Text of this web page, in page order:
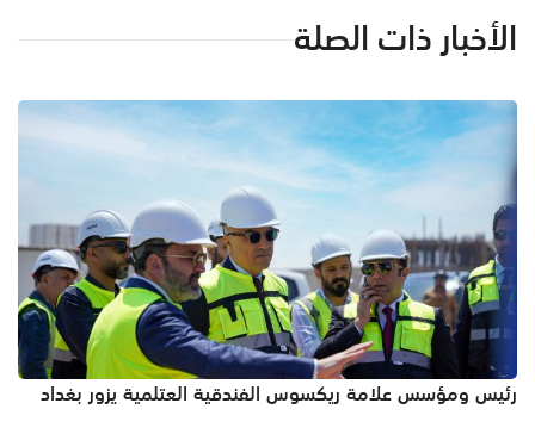
الأخبار ذات الصلة
رئيس ومؤسس علامة ريكسوس الفندقية العتلمية يزور بغداد